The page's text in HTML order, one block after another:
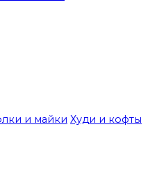
и майки Худи и кофты